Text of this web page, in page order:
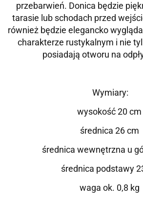
przebarwień. Donica będzie
tarasie lub schodach przed
również będzie elegancko
charakterze rustykalnym i nie
posiadają otworu na
Wymiary:
wysokość 20 cm
średnica 26 cm
średnica wewnętrzna u
średnica podstawy
waga ok. 0,8 kg